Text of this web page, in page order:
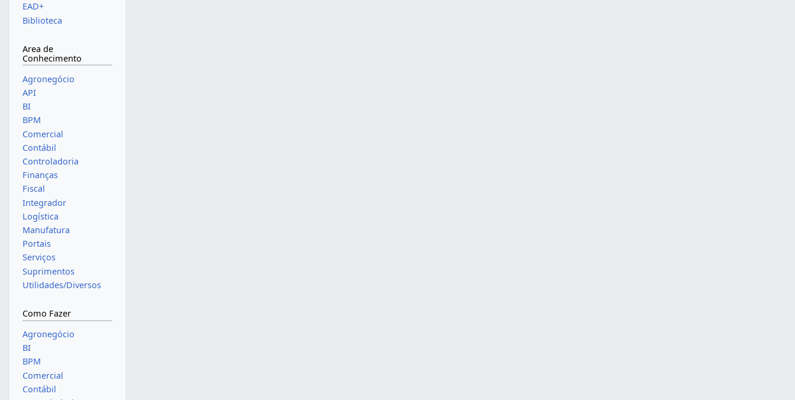
EAD+
Biblioteca
Area de
Conhecimento
Agronegócio
API
BI
BPM
Comercial
Contábil
Controladoria
Finanças
Fiscal
Integrador
Logística
Manufatura
Portais
Serviços
Suprimentos
Utilidades/Diversos
Como Fazer
Agronegócio
BI
BPM
Comercial
Contábil